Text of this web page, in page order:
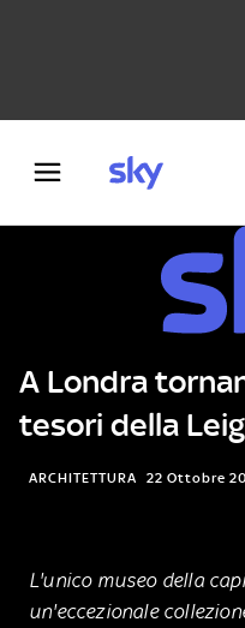
A Londra
tesori della
ARCHITETTURA 22 Ottobre
​L'unico museo della
un'eccezionale